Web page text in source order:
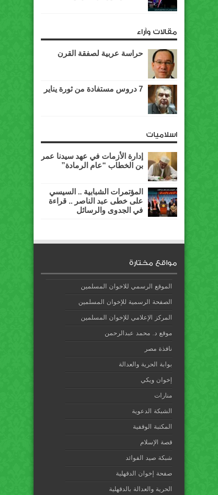
مقالات وآراء
حراسة عربية لصفقة القرن
7 دروس مستفادة من ثورة يناير
اسلاميات
إدارة الأزمات في عهد سيدنا عمر
بن الخطاب “عام الرمادة”
المؤتمرات الشبابية .. السيسي
على خطى عبد الناصر .. قراءة
في الجدوى والرسائل
مواقع مختارة
الموقع الرسمي للاخوان المسلمين
الصفحة الرسمية للإخوان المسلمين
المركز الإعلامي للإخوان المسلمين
موقع د. محمد عبدالرحمن
نافذة مصر
بوابة الحرية والعدالة
إخوان ويكي
منارات
الشبكة الدعوية
المكتبة الوقفية
قصة الإسلام
شبكة صيد الفوائد
صفحة إخوان الدقهلية
الحرية والعدالة بالدقهلية